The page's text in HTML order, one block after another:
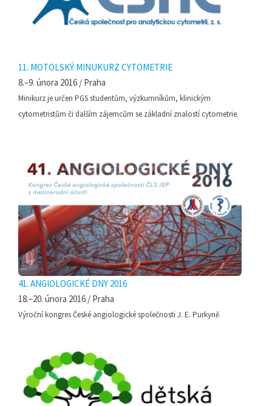
11. MOTOLSKÝ MINUKURZ CYTOMETRIE
8.–9. února 2016 / Praha
Minikurz je určen PGS studentům, výzkumníkům, klinickým
cytometristům či dalším zájemcům se základní znalostí cytometrie.
41. ANGIOLOGICKÉ DNY 2016
18.–20. února 2016 / Praha
Výroční kongres České angiologické společnosti J. E. Purkyně